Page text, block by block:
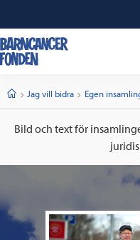
StartJag vill bidra Egen
Bild och text för